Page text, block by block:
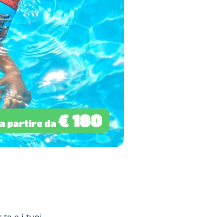
partire da € 180